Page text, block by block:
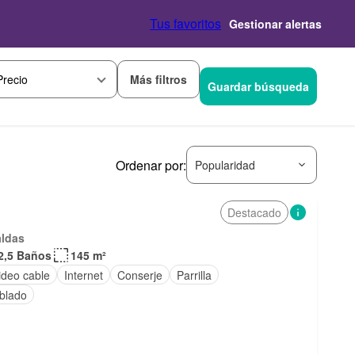
Tus favoritos Gestionar alertas
Más filtros Guardar búsqueda
Ordenar por: Popularidad
Destacado
Baños
145 m²
cable Internet Conserje
Parrilla